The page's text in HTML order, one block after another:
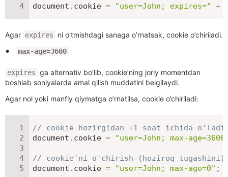
document . cookie = "user=John; expires=" +
Agar expires ni o’tmishdagi sanaga o’rnatsak, cookie o’chiriladi.
max-age=3600
expires ga alternativ bo’lib, cookie’ning joriy momentdan
boshlab soniyalarda amal qilish muddatini belgilaydi.
Agar nol yoki manfiy qiymatga o’rnatilsa, cookie o’chiriladi:
// cookie hozirgidan +1 soat ichida o'ladi
document . cookie = "user=John; max-
// cookie'ni o'chirish (hoziroq tugashini)
document . cookie = "user=John; max-age=0" ;